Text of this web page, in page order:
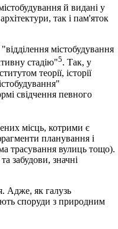
й видані у
так і пам'яток
містобудування
стадію"5. Так, у
теорії, історії
свідчення певного
місць, котрими є
планування і
трасування вулиць тощо).
забудови, значні
Адже, як галузь
споруди з природним